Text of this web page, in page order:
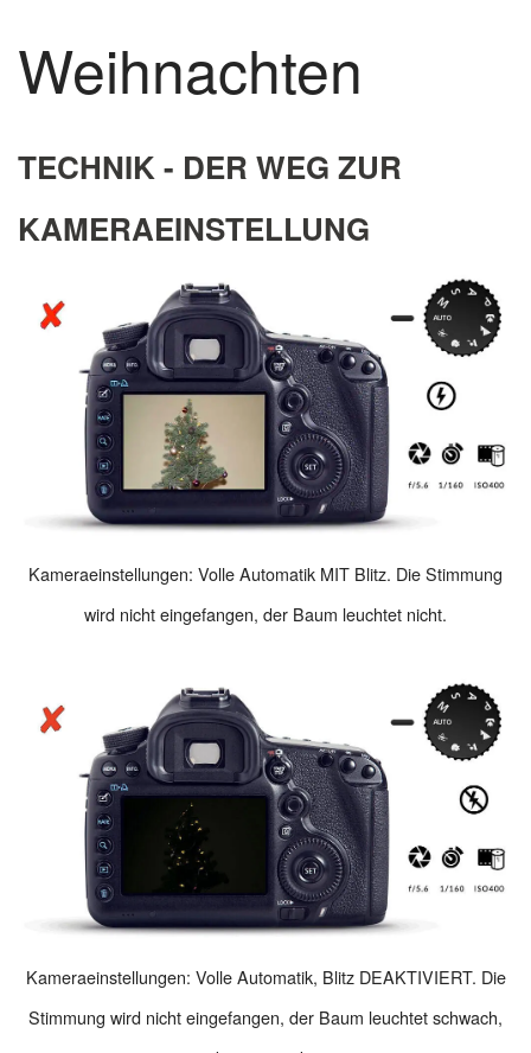
Weihnachten
TECHNIK - DER WEG ZUR
KAMERAEINSTELLUNG
Kameraeinstellungen: Volle Automatik MIT Blitz. Die Stimmung
wird nicht eingefangen, der Baum leuchtet nicht.
Kameraeinstellungen: Volle Automatik, Blitz DEAKTIVIERT. Die
Stimmung wird nicht eingefangen, der Baum leuchtet schwach,